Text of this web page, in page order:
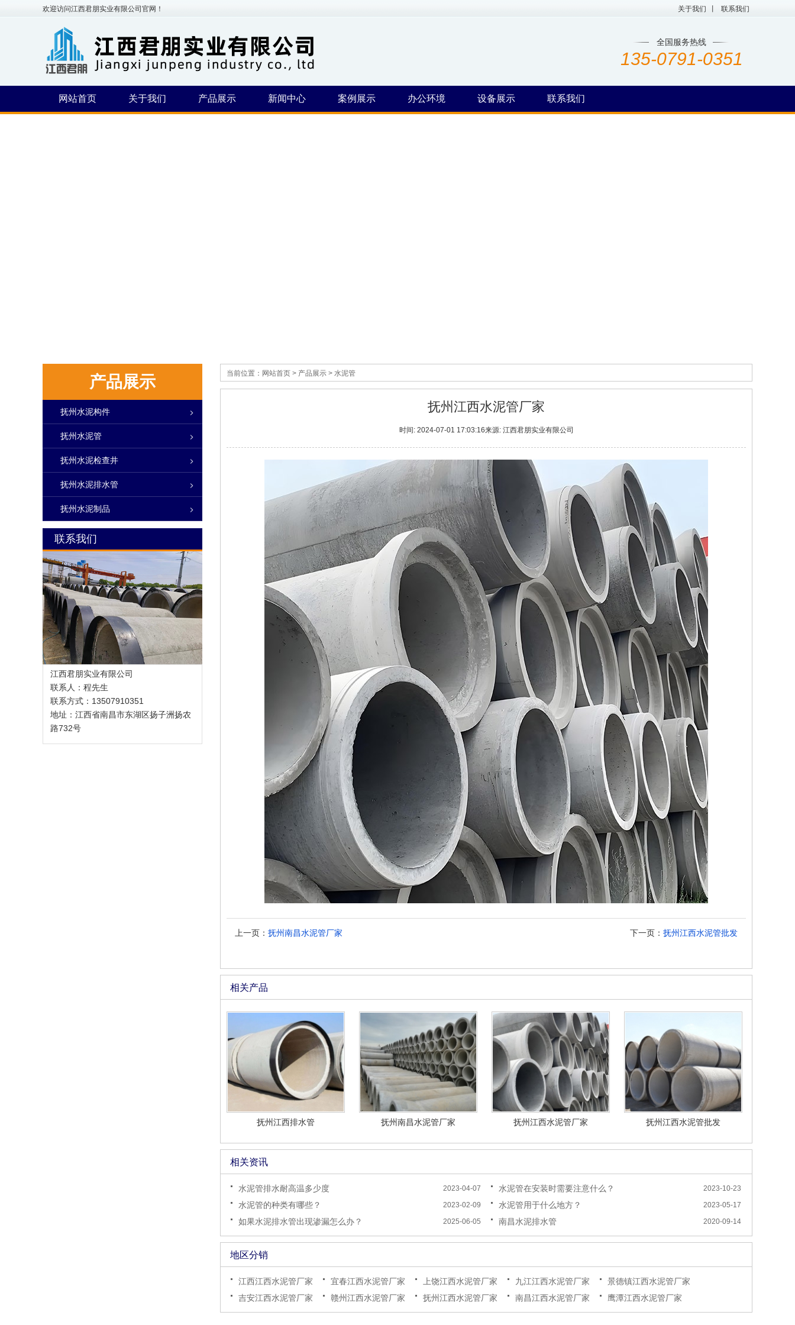
关于我们 联系我们
欢迎访问江西君朋实业有限公司官网！
全国服务热线
135-0791-0351
网站首页 关于我们 产品展示 新闻中心 案例展示 办公环境 设备展示 联系我们
产品展示
抚州水泥构件
抚州水泥管
抚州水泥检查井
抚州水泥排水管
抚州水泥制品
联系我们
江西君朋实业有限公司
联系人：程先生
联系方式：13507910351
地址：江西省南昌市东湖区扬子洲扬农
路732号
当前位置： 网站首页 > 产品展示 > 水泥管
抚州江西水泥管厂家
时间: 2024-07-01 17:03:16来源: 江西君朋实业有限公司
上一页： 抚州南昌水泥管厂家 下一页： 抚州江西水泥管批发
相关产品
抚州江西排水管 抚州南昌水泥管厂家 抚州江西水泥管厂家 抚州江西水泥管批发
相关资讯
2023-04-07
水泥管排水耐高温多少度 2023-10-23
水泥管在安装时需要注意什么？
2023-02-09
水泥管的种类有哪些？ 2023-05-17
水泥管用于什么地方？
2025-06-05
如果水泥排水管出现渗漏怎么办？ 2020-09-14
南昌水泥排水管
地区分销
江西江西水泥管厂家 宜春江西水泥管厂家 上饶江西水泥管厂家 九江江西水泥管厂家
景德镇江西水泥管厂家
吉安江西水泥管厂家
赣州江西水泥管厂家 抚州江西水泥管厂家 南昌江西水泥管厂家 鹰潭江西水泥管厂家